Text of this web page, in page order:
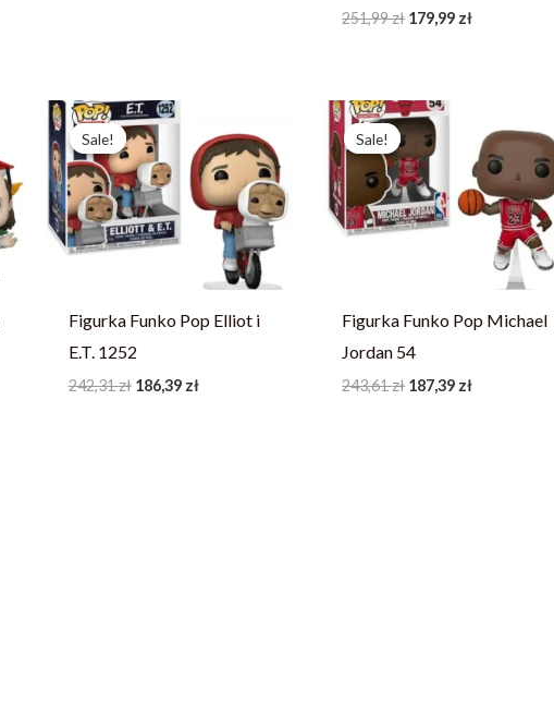
251,99zł 179,99 zł
Sale!
Sale!
Figurka Funko Pop Elliot i
E.T. 1252
242,31zł
Pierwotna
cena
wynosiła:
242,31 zł.
186,39 zł
cena
wynosi:
186,39 zł.
Sale!
Sale!
Figurka Funko Pop Michael
Jordan 54
243,61zł
Pierwotna
cena
wynosiła:
243,61 zł.
187,39 zł
cena
wynosi:
187,39 zł.